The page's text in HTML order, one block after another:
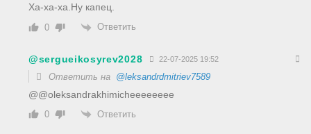
Ха-ха-ха.Ну капец.
0 Ответить
@sergueikosyrev2028 22-07-2025 19:52
Ответить на @leksandrdmitriev7589
@@oleksandrakhimichееееееее
0 Ответить